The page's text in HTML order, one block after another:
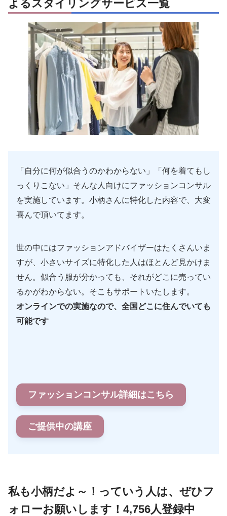
よるスタイリングサービス一覧
「自分に何が似合うのかわからない」「何を着てもし
っくりこない」そんな人向けにファッションコンサル
を実施しています。小柄さんに特化した内容で、大変
喜んで頂いてます。
世の中にはファッションアドバイザーはたくさんいま
すが、小さいサイズに特化した人はほとんど見かけま
せん。似合う服が分かっても、それがどこに売ってい
るかがわからない。そこもサポートいたします。
オンラインでの実施なので、全国どこに住んでいても
可能です
ファッションコンサル詳細はこちら
ご提供中の講座
私も小柄だよ～！っていう人は、ぜひフ
ォローお願いします！4,756人登録中